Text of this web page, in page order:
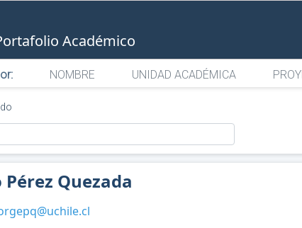
Académico
NOMBRE UNIDAD ACADÉMICA
Quezada